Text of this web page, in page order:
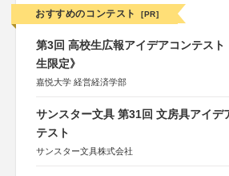
おすすめのコンテスト [PR]
第3回 高校生広報アイデアコンテスト
生限定》
嘉悦大学 経営経済学部
サンスター文具 第31回 文房具アイデ
テスト
サンスター文具株式会社